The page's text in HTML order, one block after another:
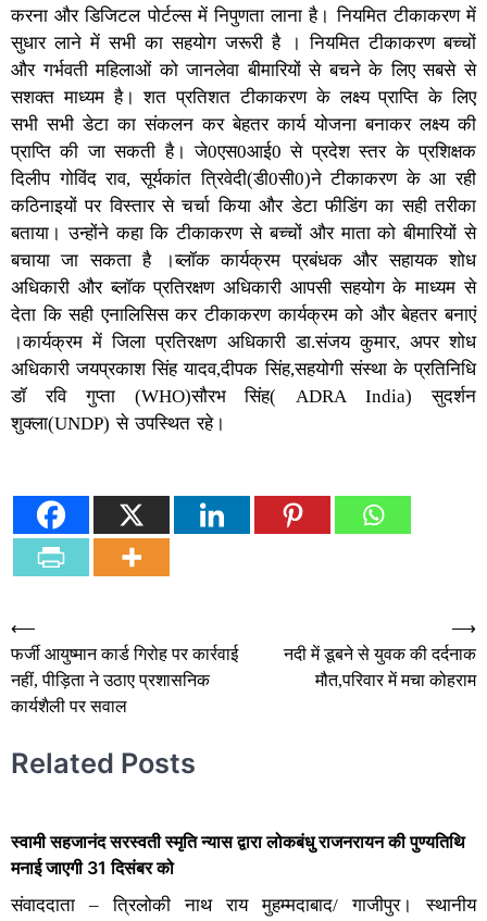
करना और डिजिटल पोर्टल्स में निपुणता लाना है। नियमित टीकाकरण में
सुधार लाने में सभी का सहयोग जरूरी है । नियमित टीकाकरण बच्चों
और गर्भवती महिलाओं को जानलेवा बीमारियों से बचने के लिए सबसे से
सशक्त माध्यम है। शत प्रतिशत टीकाकरण के लक्ष्य प्राप्ति के लिए
सभी सभी डेटा का संकलन कर बेहतर कार्य योजना बनाकर लक्ष्य की
प्राप्ति की जा सकती है। जे0एस0आई0 से प्रदेश स्तर के प्रशिक्षक
दिलीप गोविंद राव, सूर्यकांत त्रिवेदी(डी0सी0)ने टीकाकरण के आ रही
कठिनाइयों पर विस्तार से चर्चा किया और डेटा फीडिंग का सही तरीका
बताया। उन्होंने कहा कि टीकाकरण से बच्चों और माता को बीमारियों से
बचाया जा सकता है ।ब्लॉक कार्यक्रम प्रबंधक और सहायक शोध
अधिकारी और ब्लॉक प्रतिरक्षण अधिकारी आपसी सहयोग के माध्यम से
देता कि सही एनालिसिस कर टीकाकरण कार्यक्रम को और बेहतर बनाएं
।कार्यक्रम में जिला प्रतिरक्षण अधिकारी डा.संजय कुमार, अपर शोध
अधिकारी जयप्रकाश सिंह यादव,दीपक सिंह,सहयोगी संस्था के प्रतिनिधि
डॉ रवि गुप्ता (WHO)सौरभ सिंह( ADRA India) सुदर्शन
शुक्ला(UNDP) से उपस्थित रहे।
Post
navigation
⟵
फर्जी आयुष्मान कार्ड गिरोह पर कार्रवाई
नहीं, पीड़िता ने उठाए प्रशासनिक
कार्यशैली पर सवाल
नदी में डूबने से युवक की दर्दनाक
मौत,परिवार में मचा कोहराम
⟶
Related Posts
स्वामी सहजानंद सरस्वती स्मृति न्यास द्वारा लोकबंधु राजनरायन की पुण्यतिथि
मनाई जाएगी 31 दिसंबर को
संवाददाता – त्रिलोकी नाथ राय मुहम्मदाबाद/ गाजीपुर। स्थानीय